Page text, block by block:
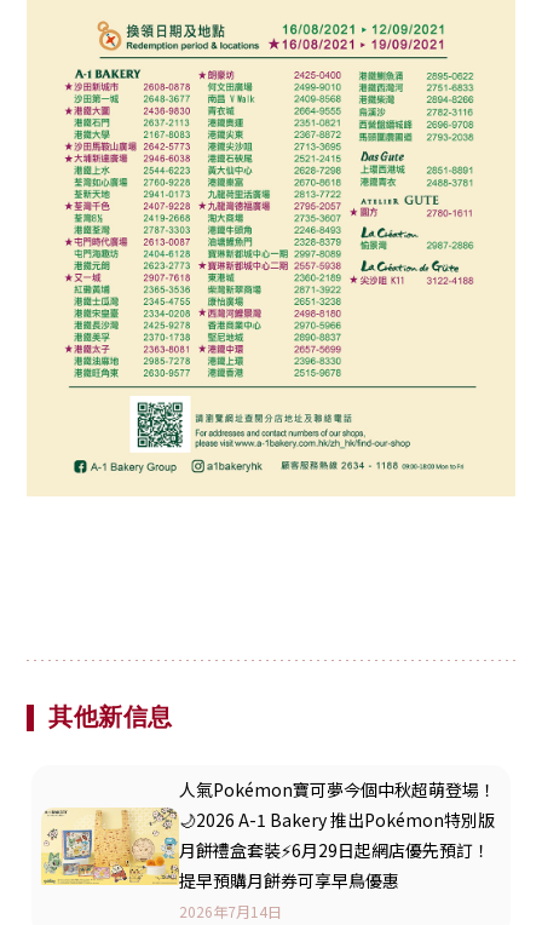
其他新信息
人氣Pokémon寶可夢今個中秋超萌登場！
🌙2026 A-1 Bakery 推出Pokémon特別版
月餅禮盒套裝⚡️6月29日起網店優先預訂！
提早預購月餅券可享早鳥優惠
2026年7月14日